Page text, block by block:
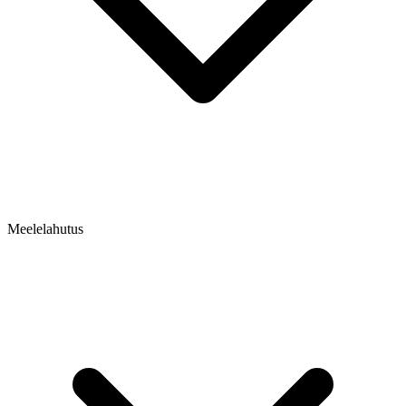
Meelelahutus